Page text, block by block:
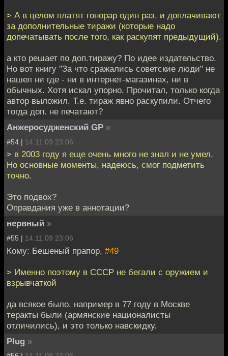
> А в целом платят гонорар один раз, и доплачивают
за дополнительные тиражи (которые надо
допечатывать после того, как раскупят предыдущий).
а кто решает по доп.тиражу? По идее издательство.
Но вот книгу "За что сражались советские люди" не
нашел ни где - ни в интернет-магазинах, ни в
обычных. Хотя искал упорно. Прочитал, только когда
автор выложил. Т.е. тираж явно раскупили. Отчего
тогда доп. не печатают?
Анжеросудженский GP »
#54 | 14.11.09 23:06
> в 2003 году я еще очень много не знал и не умел.
Но основные моменты, надеюсь, смог подметить
точно.
Это подвох?
Оправдания уже в аннотации?
нервный »
#55 | 14.11.09 23:06
Кому: Бешеный прапор, #49
> Именно поэтому в СССР не бегали с оружием и
взрывчаткой
да всякое было, например в 77 году в Москве
теракты были (армянские националисты
отличились), и это только навскидку.
Plug »